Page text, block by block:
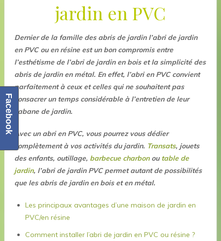
jardin en PVC
Dernier de la famille des abris de jardin l’abri de jardin
en PVC ou en résine est un bon compromis entre
l’esthétisme de l’abri de jardin en bois et la simplicité des
abris de jardin en métal. En effet, l’abri en PVC convient
parfaitement à ceux et celles qui ne souhaitent pas
consacrer un temps considérable à l’entretien de leur
cabane de jardin.
Avec un abri en PVC, vous pourrez vous dédier
complètement à vos activités du jardin. Transats, jouets
des enfants, outillage, barbecue charbonou table de
jardin, l’abri de jardin PVC permet autant de possibilités
que les abris de jardin en bois et en métal.
Les principaux avantages d’une maison de jardin en
PVC/en résine
Comment installer l’abri de jardin en PVC ou résine ?
Facebook